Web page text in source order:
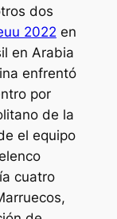
dos
2022 en
en Arabia
enfrentó
por
de la
el equipo
cuatro